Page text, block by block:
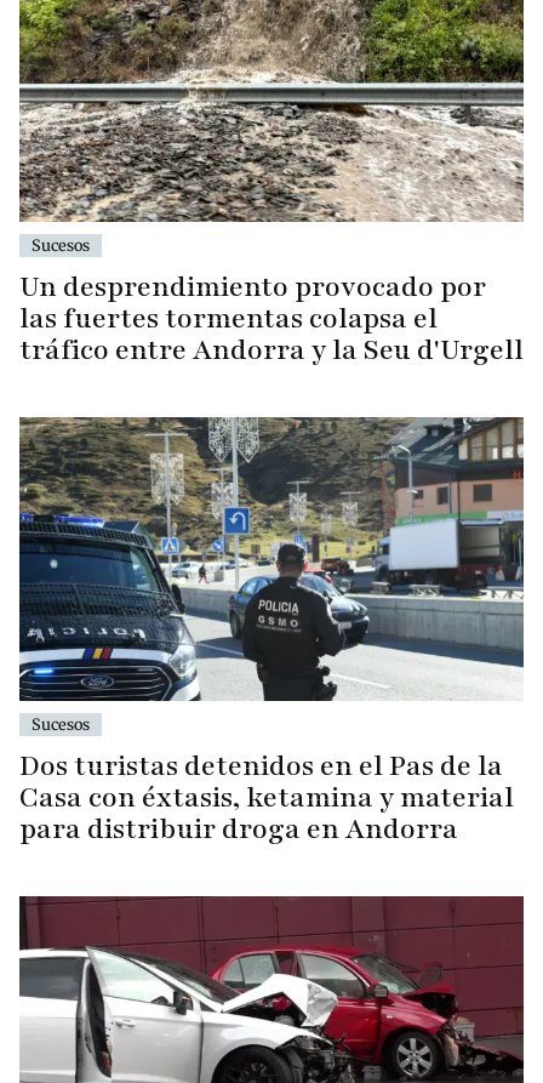
Sucesos
Un desprendimiento provocado por
las fuertes tormentas colapsa el
tráfico entre Andorra y la Seu d'Urgell
Sucesos
Dos turistas detenidos en el Pas de la
Casa con éxtasis, ketamina y material
para distribuir droga en Andorra